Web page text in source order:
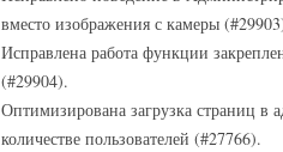
вместо изображения с камеры
Исправлена работа функции
(#29904).
Оптимизирована загрузка страниц
количестве пользователей (#27766).